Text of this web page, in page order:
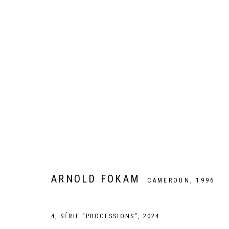
Privacy Policy Manage cookies
ARNOLD FOKAM CAMEROUN, 1996
4, SÉRIE "PROCESSIONS" 2024